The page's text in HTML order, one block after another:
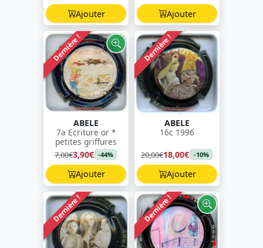
Ajouter Ajouter
Dernière !
ABELE
7a Ecriture or *
petites griffures
7,00€3,90€ -44%
Ajouter
Dernière !
ABELE
16c 1996
20,00€18,00€ -10%
Ajouter
Dernière ! Dernière !